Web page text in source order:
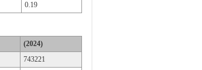
0.19
(2024)
743221